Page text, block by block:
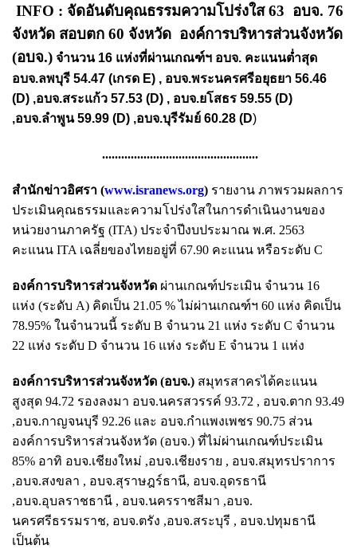
INFO : จัดอันดับคุณธรรมความโปร่งใส 63 อบจ. 76
จังหวัด สอบตก 60 จังหวัด องค์การบริหารส่วนจังหวัด
(อบจ.) จำนวน 16 แห่งที่ผ่านเกณฑ์ฯ อบจ. คะแนนต่ำสุด
อบจ.ลพบุรี 54.47 (เกรด E) , อบจ.พระนครศรีอยุธยา 56.46
(D) ,อบจ.สระแก้ว 57.53 (D) , อบจ.ยโสธร 59.55 (D)
,อบจ.ลำพูน 59.99 (D) ,อบจ.บุรีรัมย์ 60.28 (D)
.................................................
สำนักข่าวอิศรา (www.isranews.org) รายงาน ภาพรวมผลการ
ประเมินคุณธรรมและความโปร่งใสในการดำเนินงานของ
หน่วยงานภาครัฐ (ITA) ประจำปีงบประมาณ พ.ศ. 2563
คะแนน ITA เฉลี่ยของไทยอยู่ที่ 67.90 คะแนน หรือระดับ C
องค์การบริหารส่วนจังหวัด ผ่านเกณฑ์ประเมิน จำนวน 16
แห่ง (ระดับ A) คิดเป็น 21.05 % ไม่ผ่านเกณฑ์ฯ 60 แห่ง คิดเป็น
78.95% ในจำนวนนี้ ระดับ B จำนวน 21 แห่ง ระดับ C จำนวน
22 แห่ง ระดับ D จำนวน 16 แห่ง ระดับ E จำนวน 1 แห่ง
องค์การบริหารส่วนจังหวัด (อบจ.) สมุทรสาครได้คะแนน
สูงสุด 94.72 รองลงมา อบจ.นครสวรรค์ 93.72 , อบจ.ตาก 93.49
,อบจ.กาญจนบุรี 92.26 และ อบจ.กำแพงเพชร 90.75 ส่วน
องค์การบริหารส่วนจังหวัด (อบจ.) ที่ไม่ผ่านเกณฑ์ประเมิน
85% อาทิ อบจ.เชียงใหม่ ,อบจ.เชียงราย , อบจ.สมุทรปราการ
,อบจ.สงขลา , อบจ.สุราษฎร์ธานี, อบจ.อุดรธานี
,อบจ.อุบลราชธานี , อบจ.นครราชสีมา ,อบจ.
นครศรีธรรมราช, อบจ.ตรัง ,อบจ.สระบุรี , อบจ.ปทุมธานี
เป็นต้น